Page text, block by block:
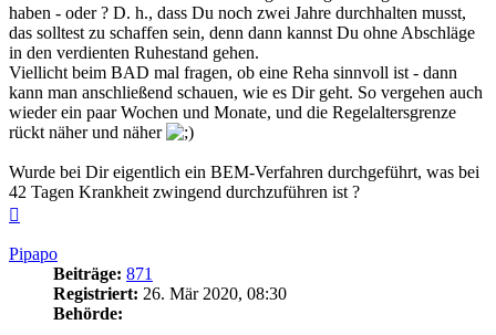
haben - oder ? D. h., dass Du noch zwei Jahre durchhalten musst,
das solltest zu schaffen sein, denn dann kannst Du ohne Abschläge
in den verdienten Ruhestand gehen.
Viellicht beim BAD mal fragen, ob eine Reha sinnvoll ist - dann
kann man anschließend schauen, wie es Dir geht. So vergehen auch
wieder ein paar Wochen und Monate, und die Regelaltersgrenze
rückt näher und näher
Wurde bei Dir eigentlich ein BEM-Verfahren durchgeführt, was bei
42 Tagen Krankheit zwingend durchzuführen ist ?
Pipapo
Beiträge: 871
Registriert: 26. Mär 2020, 08:30
Behörde: